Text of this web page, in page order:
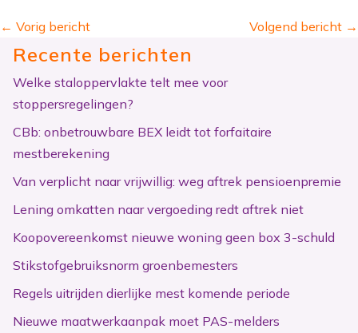
← Vorig bericht Volgend bericht →
Recente berichten
Welke staloppervlakte telt mee voor
stoppersregelingen?
CBb: onbetrouwbare BEX leidt tot forfaitaire
mestberekening
Van verplicht naar vrijwillig: weg aftrek pensioenpremie
Lening omkatten naar vergoeding redt aftrek niet
Koopovereenkomst nieuwe woning geen box 3-schuld
Stikstofgebruiksnorm groenbemesters
Regels uitrijden dierlijke mest komende periode
Nieuwe maatwerkaanpak moet PAS-melders